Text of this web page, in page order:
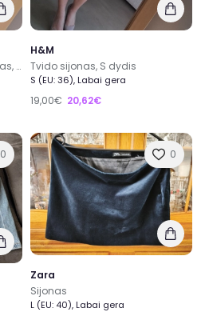
Klasikinis Karl Lagerfeld sijonas, S dydis
H&M
Tvido sijonas, S dydis
S (EU: 36), Labai gera
19,00€ 20,62€
0 0
Zara
Sijonas
L (EU: 40), Labai gera